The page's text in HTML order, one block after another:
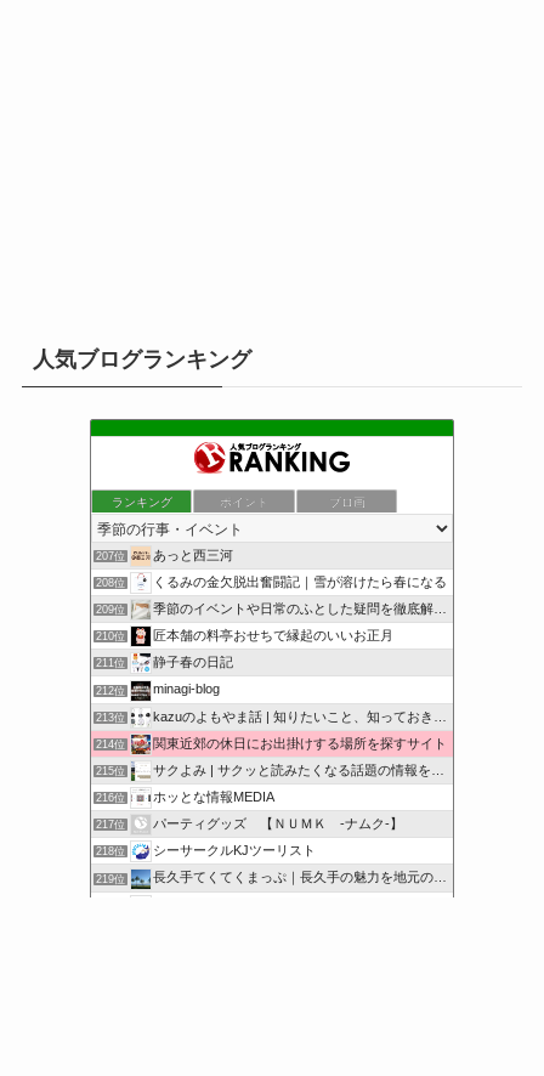
人気ブログランキング
ランキング ポイント ブロ画
207位 あっと西三河
208位 くるみの金欠脱出奮闘記｜雪が溶けたら春になる
209位 季節のイベントや日常のふとした疑問を徹底解説！
210位 匠本舗の料亭おせちで縁起のいいお正月
211位 静子春の日記
212位 minagi-blog
213位 kazuのよもやま話 | 知りたいこと、知っておきたいこと…
214位 関東近郊の休日にお出掛けする場所を探すサイト
215位 サクよみ | サクッと読みたくなる話題の情報を随時発信！
216位 ホッとな情報MEDIA
217位 パーティグッズ 【ＮＵＭＫ -ナムク-】
218位 シーサークルKJツーリスト
219位 長久手てくてくまっぷ｜長久手の魅力を地元の人と訪れる人に